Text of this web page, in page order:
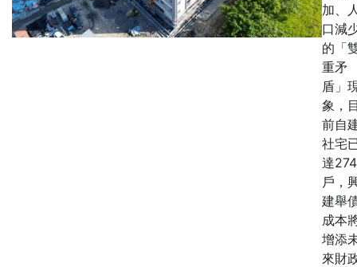
加、
口減
的「
重矛
盾」
象，
前自
社宅
達
戶，
建舉
成本
增添
來財